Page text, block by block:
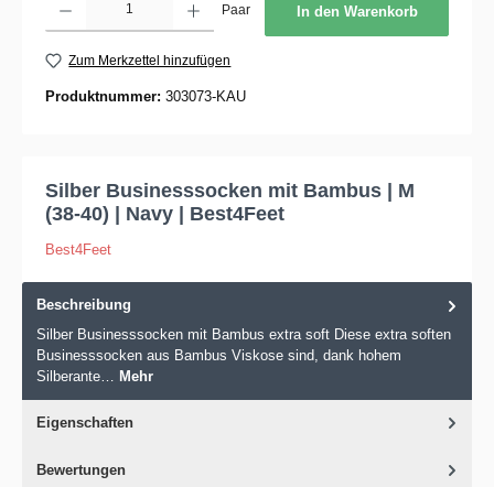
Paar In den Warenkorb
Zum Merkzettel hinzufügen
Produktnummer: 303073-KAU
Silber Businesssocken mit Bambus | M
(38-40) | Navy | Best4Feet
Best4Feet
Beschreibung
Silber Businesssocken mit Bambus extra soft Diese extra soften
Businesssocken aus Bambus Viskose sind, dank hohem
Silberante… Mehr
Eigenschaften
Bewertungen